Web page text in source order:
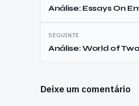
de
artigos
Análise: Essays On
SEGUINTE
Análise: World of Two
Deixe um comentário